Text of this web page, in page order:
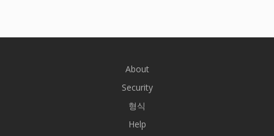
About
Security
형식
Help